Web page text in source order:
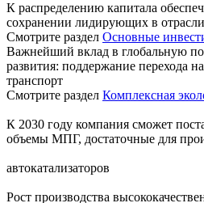
К распределению капитала
сохранении лидирующих в отрасли
Смотрите раздел Основные
Важнейший вклад в глобальную
развития: поддержание перехода
транспорт
Смотрите раздел Комплексная
К 2030 году компания сможет
объемы МПГ, достаточные для
автокатализаторов
Рост производства